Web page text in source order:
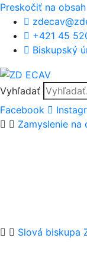
Preskočiť na obsah
+421 45
Biskupský
Vyhľadať
Facebook
Zamyslenie na
Slová biskupa